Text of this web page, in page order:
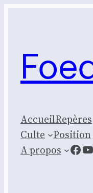
AccueilRepères
Culte
Posi­tion
A propos